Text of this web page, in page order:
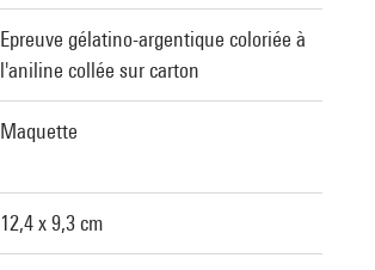
Epreuve gélatino-argentique coloriée à
l'aniline collée sur carton
Maquette
12,4 x 9,3 cm